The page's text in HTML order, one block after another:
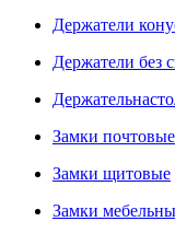
Держатели
Держатели без
Замки почтовые
Замки щитовые
Замки